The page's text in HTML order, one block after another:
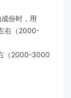
份时，用
右（2000-
（2000-3000